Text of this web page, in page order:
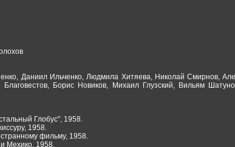
Даниил Ильченко, Людмила Хитяева, Николай Смирнов,
Благовестов, Борис Новиков, Михаил Глузский, Вильям
Глобус", 1958.
1958.
фильму, 1958.
Мехико, 1958.